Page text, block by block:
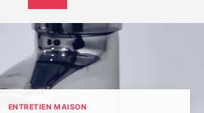
ENTRETIEN MAISON